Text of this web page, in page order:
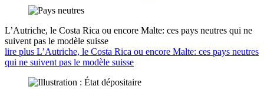
L’Autriche, le Costa Rica ou encore Malte: ces pays neutres qui ne
suivent pas le modèle suisse
lire plus L’Autriche, le Costa Rica ou encore Malte: ces pays neutres
qui ne suivent pas le modèle suisse